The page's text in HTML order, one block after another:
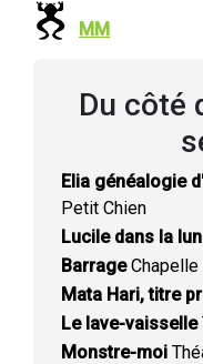
MM
Du côté
Elia généalogie
Petit Chien
Lucile dans la
BarrageChapelle
Mata Hari, titre
Le lave-vaisselle
Monstre-moi